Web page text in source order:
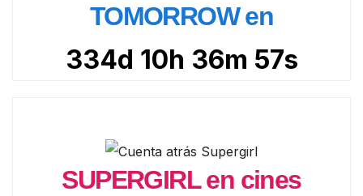
TOMORROW en
334d 10h 36m 55s
SUPERGIRL en cines